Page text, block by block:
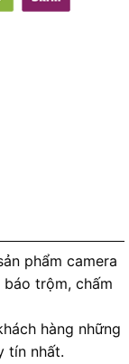
phẩm camera
trộm, chấm
hàng những
tín nhất.